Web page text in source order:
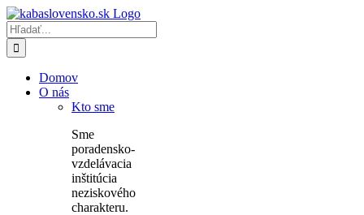
Skip
to
content
Hľadať:
Domov
O nás
Kto sme
Sme
poradensko-
vzdelávacia
inštitúcia
neziskového
charakteru.